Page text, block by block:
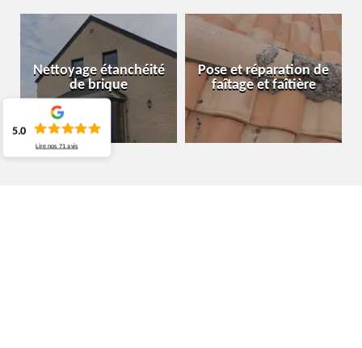
Nettoyage étanchéité
de brique
Pose et réparation de
faîtage et faîtière
5.0
Lire nos71 avis